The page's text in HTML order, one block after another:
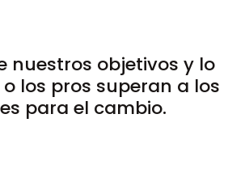
nuestros objetivos y lo
los pros superan a los
para el cambio.